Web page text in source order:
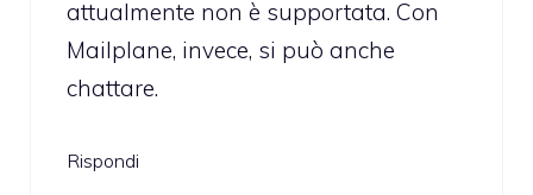
attualmente non è supportata. Con
Mailplane, invece, si può anche
chattare.
Rispondi